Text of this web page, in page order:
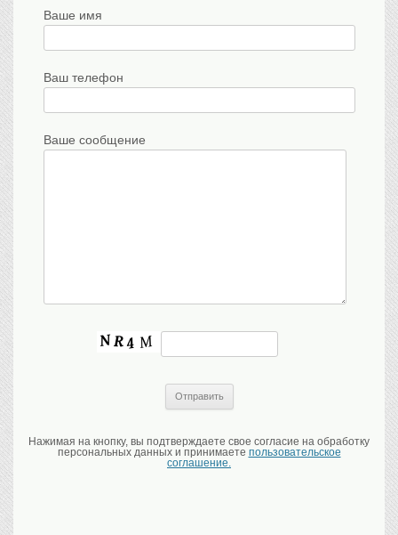
Ваше имя
Ваш телефон
Ваше сообщение
Нажимая на кнопку, вы подтверждаете свое согласие на обработку
персональных данных и принимаете пользовательское
соглашение.